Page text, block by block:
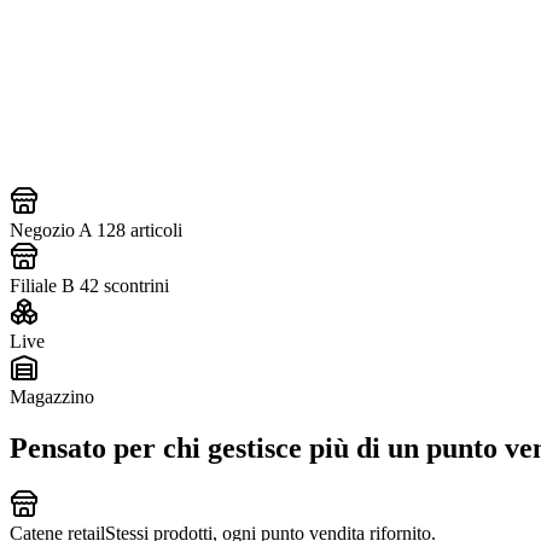
Negozio A128 articoli
Filiale B 42 scontrini
Live
Magazzino
Pensato per chi gestisce più di un punto
Catene retailStessi prodotti, ogni punto vendita rifornito.